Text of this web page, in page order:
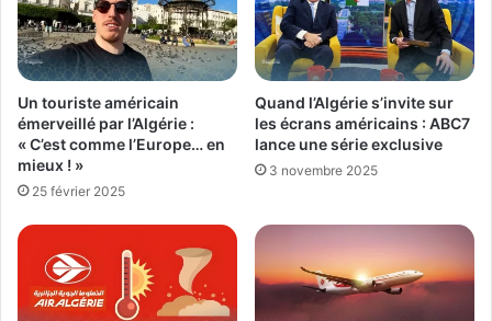
Un touriste américain
émerveillé par l’Algérie :
« C’est comme l’Europe… en
mieux ! »
25 février 2025
Quand l’Algérie s’invite sur
les écrans américains : ABC7
lance une série exclusive
3 novembre 2025